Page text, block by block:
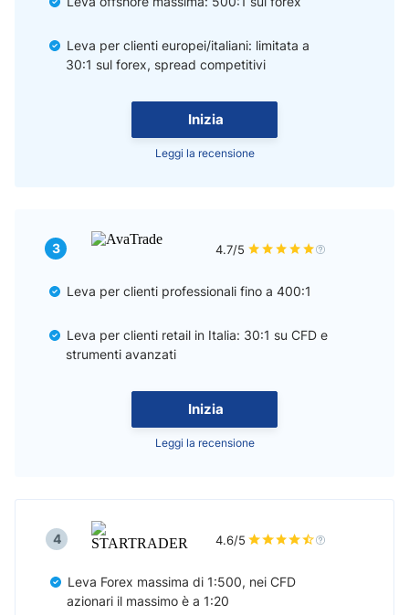
Inizia
Leggi la recensione
Leva per clienti europei/italiani: limitata a
30:1 sul forex, spread competitivi
Inizia
Leggi la recensione
3 4.7/5
Leva per clienti professionali fino a 400:1
Leva per clienti retail in Italia: 30:1 su CFD e
strumenti avanzati
4 4.6/5
Leva Forex massima di 1:500, nei CFD
azionari il massimo è a 1:20